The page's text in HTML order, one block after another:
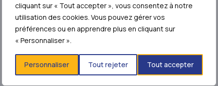
cliquant sur « Tout accepter », vous consentez à notre
utilisation des cookies. Vous pouvez gérer vos
préférences ou en apprendre plus en cliquant sur
« Personnaliser ».
Personnaliser Tout rejeter Tout accepter
NOUS CONTACTER
Département communication, presse et
médias
QUISOMMES-NOUS